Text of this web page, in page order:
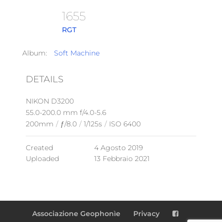
1655
RGT
Album: Soft Machine
DETAILS
NIKON D3200
55.0-200.0 mm f/4.0-5.6
200mm / ƒ/8.0 / 1/125s / ISO 6400
Created
4 Agosto 2019
Uploaded
13 Febbraio 2021
Associazione Geophonìe Privacy